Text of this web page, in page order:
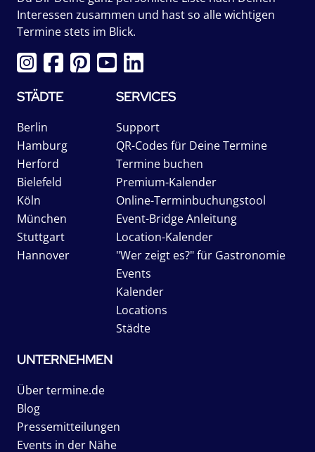
Interessen zusammen und hast so alle wichtigen
Termine stets im Blick.
STÄDTE
Berlin
Hamburg
Herford
Bielefeld
Köln
München
Stuttgart
Hannover
SERVICES
Support
QR-Codes für Deine Termine
Termine buchen
Premium-Kalender
Online-Terminbuchungstool
Event-Bridge Anleitung
Location-Kalender
"Wer zeigt es?" für Gastronomie
Events
Kalender
Locations
Städte
UNTERNEHMEN
Über termine.de
Blog
Pressemitteilungen
Events in der Nähe